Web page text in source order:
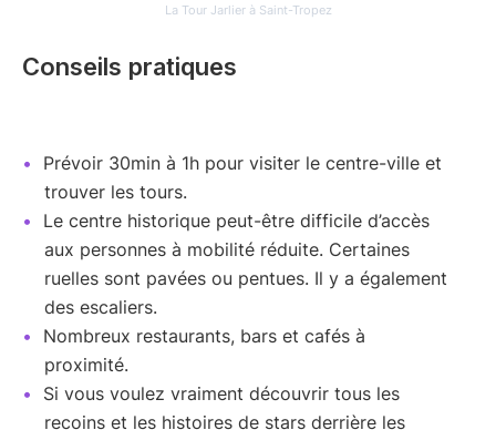
La Tour Jarlier à Saint-Tropez
Conseils pratiques
Prévoir 30min à 1h pour visiter le centre-ville et
trouver les tours.
Le centre historique peut-être difficile d’accès
aux personnes à mobilité réduite. Certaines
ruelles sont pavées ou pentues. Il y a également
des escaliers.
Nombreux restaurants, bars et cafés à
proximité.
Si vous voulez vraiment découvrir tous les
recoins et les histoires de stars derrière les